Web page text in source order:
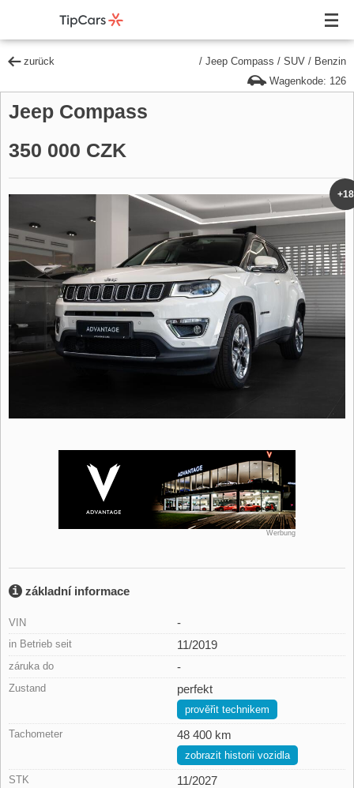
zurück / Jeep Compass / SUV / Benzin
Wagenkode: 126
Jeep Compass
350 000 CZK
+18
Werbung
základní informace
VIN -
in Betrieb seit 11/2019
záruka do -
Zustand perfekt
prověřit technikem
Tachometer 48 400 km
zobrazit historii vozidla
STK 11/2027